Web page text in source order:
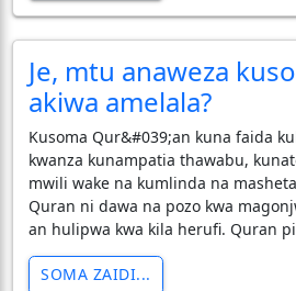
Je, mtu anaweza
akiwa amelala?
Kusoma Qur&#039;an kuna faida
kwanza kunampatia thawabu,
mwili wake na kumlinda na
Quran ni dawa na pozo kwa
an hulipwa kwa kila herufi. Quran
SOMA ZAIDI...